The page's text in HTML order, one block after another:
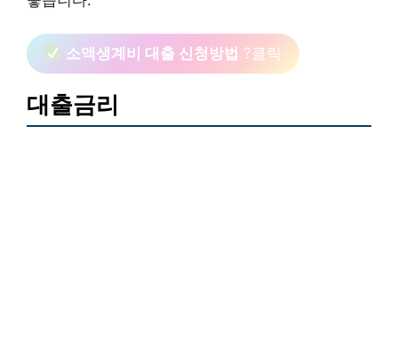
소액생계비 대출 신청방법 ?클릭
대출금리